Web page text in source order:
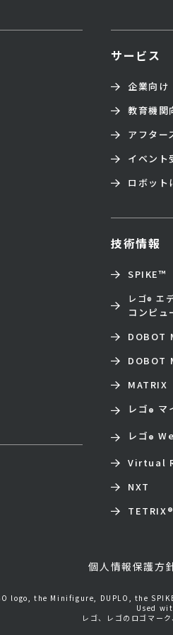
サービス
企業向け
教育機関
アフター
イベント
ロボット
技術情報
SPIKE™
レゴ® エ
コンピ
DOBOT
DOBOT
MATRIX
レゴ® マ
レゴ®
Virtual
NXT
TETRIX®
個人情報保護方
logo, the Minifigure, DUPLO, the
Used
レゴ、レゴのロゴマー